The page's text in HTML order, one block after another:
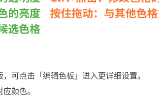
可点击「编辑色板」进入更详细设置。
颜色。